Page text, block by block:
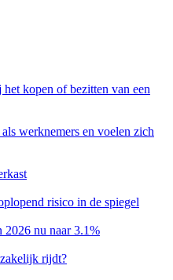
kopen of bezitten van een
werknemers en voelen zich
risico in de spiegel
2026 nu naar 3.1%
rijdt?